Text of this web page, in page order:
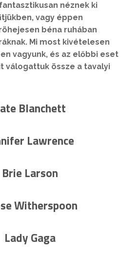
néznek ki
vagy éppen
béna ruhában
Mi most kivételesen
vagyunk, és az előbbi eset
válogattuk össze a tavalyi
Blanchett
Lawrence
Brie Larson
Witherspoon
Lady Gaga